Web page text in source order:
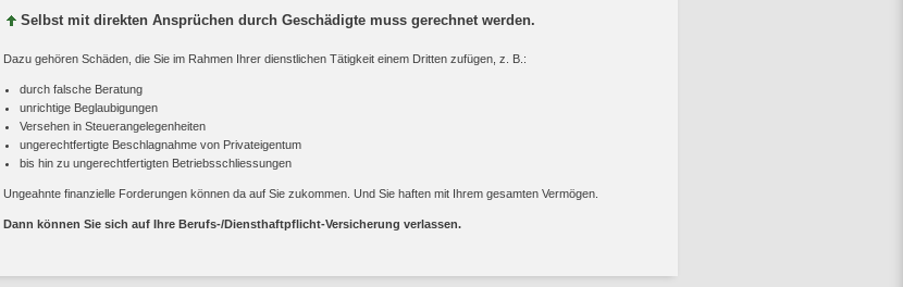
Selbst mit direkten Ansprüchen durch Geschädigte muss gerechnet werden.
Dazu gehören Schäden, die Sie im Rahmen Ihrer dienstlichen Tätigkeit einem Dritten zufügen, z. B.:
durch falsche Beratung
unrichtige Beglaubigungen
Versehen in Steuerangelegenheiten
ungerechtfertigte Beschlagnahme von Privateigentum
bis hin zu ungerechtfertigten Betriebsschliessungen
Ungeahnte finanzielle Forderungen können da auf Sie zukommen. Und Sie haften mit Ihrem gesamten Vermögen.
Dann können Sie sich auf Ihre Berufs-/Diensthaftpflicht-Versicherung verlassen.